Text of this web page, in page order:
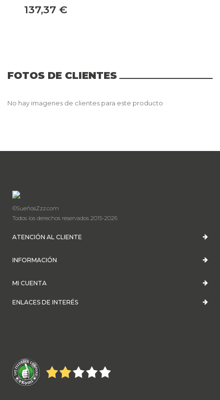
137,37 €
FOTOS DE CLIENTES
No hay imagenes de clientes para este producto
©SueñosZzz.com
Todos los derechos reservados 2015-2026
ATENCIÓN AL CLIENTE
INFORMACIÓN
MI CUENTA
ENLACES DE INTERÉS